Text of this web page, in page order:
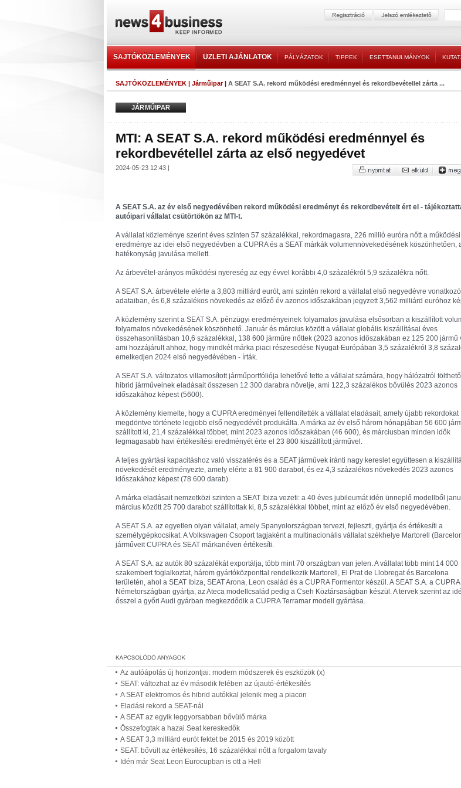
SAJTÓKÖZLEMÉNYEK ÜZLETI AJÁNLATOK PÁLYÁZATOK TIPPEK ESETTANULMÁNYOK
SAJTÓKÖZLEMÉNYEK | Járműipar| A SEAT S.A. rekord működési eredménnyel és rekordbevétellel zárta ...
JÁRMŰIPAR
MTI: A SEAT S.A. rekord működési eredménnyel és
rekordbevétellel zárta az első negyedévet
2024-05-23 12:43 |
A SEAT S.A. az év első negyedévében rekord működési eredményt és rekordbevételt ért el -
autóipari vállalat csütörtökön az MTI-t.
A vállalat közleménye szerint éves szinten 57 százalékkal, rekordmagasra, 226 millió euróra nőtt a működési
eredménye az idei első negyedévben a CUPRA és a SEAT márkák volumennövekedésének köszönhetően,
hatékonyság javulása mellett.
Az árbevétel-arányos működési nyereség az egy évvel korábbi 4,0 százalékról 5,9 százalékra nőtt.
A SEAT S.A. árbevétele elérte a 3,803 milliárd eurót, ami szintén rekord a vállalat első negyedévre vonatkozó
adataiban, és 6,8 százalékos növekedés az előző év azonos időszakában jegyzett 3,562 milliárd euróhoz
A közlemény szerint a SEAT S.A. pénzügyi eredményeinek folyamatos javulása elsősorban a kiszállított
folyamatos növekedésének köszönhető. Január és március között a vállalat globális kiszállításai éves
összehasonlításban 10,6 százalékkal, 138 600 járműre nőttek (2023 azonos időszakában ez 125 200 jármű
ami hozzájárult ahhoz, hogy mindkét márka piaci részesedése Nyugat-Európában 3,5 százalékról 3,8
emelkedjen 2024 első negyedévében - írták.
A SEAT S.A. változatos villamosított járműportfóliója lehetővé tette a vállalat számára, hogy hálózatról tölthető
hibrid járműveinek eladásait összesen 12 300 darabra növelje, ami 122,3 százalékos bővülés 2023 azonos
időszakához képest (5600).
A közlemény kiemelte, hogy a CUPRA eredményei fellendítették a vállalat eladásait, amely újabb rekordokat
megdöntve története legjobb első negyedévét produkálta. A márka az év első három hónapjában 56 600
szállított ki, 21,4 százalékkal többet, mint 2023 azonos időszakában (46 600), és márciusban minden idők
legmagasabb havi értékesítési eredményét érte el 23 800 kiszállított járművel.
A teljes gyártási kapacitáshoz való visszatérés és a SEAT járművek iránti nagy kereslet együttesen a
növekedését eredményezte, amely elérte a 81 900 darabot, és ez 4,3 százalékos növekedés 2023 azonos
időszakához képest (78 600 darab).
A márka eladásait nemzetközi szinten a SEAT Ibiza vezeti: a 40 éves jubileumát idén ünneplő modellből
március között 25 700 darabot szállítottak ki, 8,5 százalékkal többet, mint az előző év első negyedévében.
A SEAT S.A. az egyetlen olyan vállalat, amely Spanyolországban tervezi, fejleszti, gyártja és értékesíti a
személygépkocsikat. A Volkswagen Csoport tagjaként a multinacionális vállalat székhelye Martorell
járműveit CUPRA és SEAT márkanéven értékesíti.
A SEAT S.A. az autók 80 százalékát exportálja, több mint 70 országban van jelen. A vállalat több mint 14 000
szakembert foglalkoztat, három gyártóközponttal rendelkezik Martorell, El Prat de Llobregat és Barcelona
területén, ahol a SEAT Ibiza, SEAT Arona, Leon család és a CUPRA Formentor készül. A SEAT S.A. a
Németországban gyártja, az Ateca modellcsalád pedig a Cseh Köztársaságban készül. A tervek szerint az
ősszel a győri Audi gyárban megkezdődik a CUPRA Terramar modell gyártása.
Az autóápolás új horizontjai: modern módszerek és eszközök (x)
SEAT: változhat az év második felében az újautó-értékesítés
A SEAT elektromos és hibrid autókkal jelenik meg a piacon
Eladási rekord a SEAT-nál
A SEAT az egyik leggyorsabban bővülő márka
Összefogtak a hazai Seat kereskedők
A SEAT 3,3 milliárd eurót fektet be 2015 és 2019 között
SEAT: bővült az értékesítés, 16 százalékkal nőtt a forgalom tavaly
Idén már Seat Leon Eurocupban is ott a Hell